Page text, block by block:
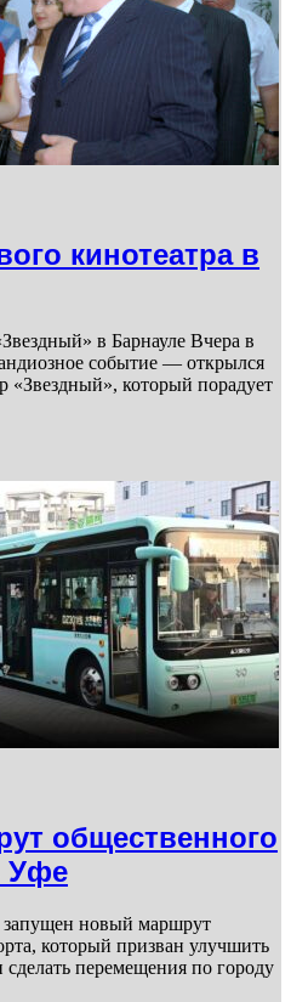
кинотеатра в
в Барнауле Вчера в
событие — открылся
«Звездный», который порадует
общественного
Уфе
новый маршрут
который призван улучшить
перемещения по городу